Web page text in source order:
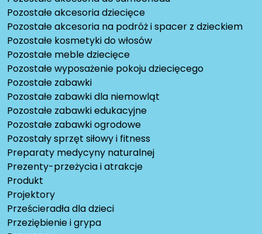
Pozostałe akcesoria dziecięce
Pozostałe akcesoria na podróż i spacer z dzieckiem
Pozostałe kosmetyki do włosów
Pozostałe meble dziecięce
Pozostałe wyposażenie pokoju dziecięcego
Pozostałe zabawki
Pozostałe zabawki dla niemowląt
Pozostałe zabawki edukacyjne
Pozostałe zabawki ogrodowe
Pozostały sprzęt siłowy i fitness
Preparaty medycyny naturalnej
Prezenty-przeżycia i atrakcje
Produkt
Projektory
Prześcieradła dla dzieci
Przeziębienie i grypa